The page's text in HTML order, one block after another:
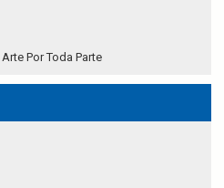
Por Toda Parte